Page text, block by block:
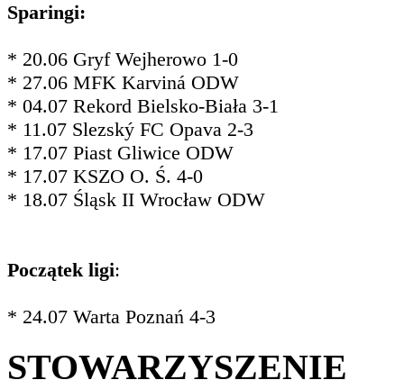
Sparingi:
* 20.06 Gryf Wejherowo 1-0
* 27.06 MFK Karviná ODW
* 04.07 Rekord Bielsko-Biała 3-1
* 11.07 Slezský FC Opava 2-3
* 17.07 Piast Gliwice ODW
* 17.07 KSZO O. Ś. 4-0
* 18.07 Śląsk II Wrocław ODW
Początek ligi:
* 24.07 Warta Poznań 4-3
STOWARZYSZENIE